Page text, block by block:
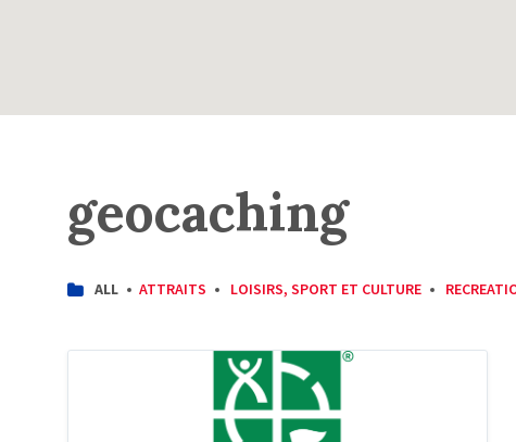
geocaching
CATEGORIES:
ALL ATTRAITS LOISIRS, SPORT ET CULTURE